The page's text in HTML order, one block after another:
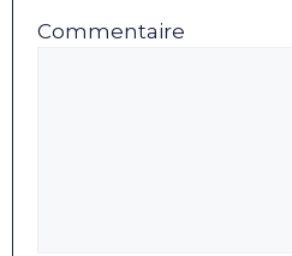
Commentaire